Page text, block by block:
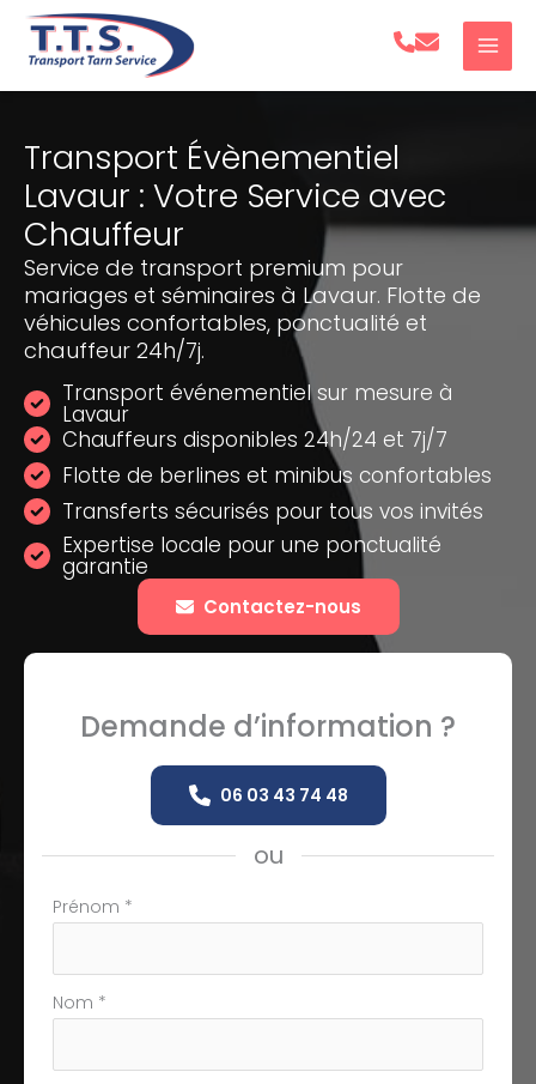
Aller
Transport Évènementiel
Lavaur : Votre Service avec
Chauffeur
Service de transport premium pour
mariages et séminaires à Lavaur. Flotte de
véhicules confortables, ponctualité et
chauffeur 24h/7j.
Transport événementiel sur mesure à
Lavaur
Chauffeurs disponibles 24h/24 et 7j/7
Flotte de berlines et minibus confortables
Transferts sécurisés pour tous vos invités
Expertise locale pour une ponctualité
garantie
Contactez-nous
Demande d’information ?
06 03 43 74 48
ou
Formulaire
téléphone
Prénom *
Nom *